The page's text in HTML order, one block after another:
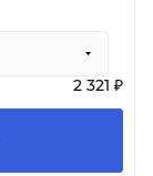
2 321 ₽